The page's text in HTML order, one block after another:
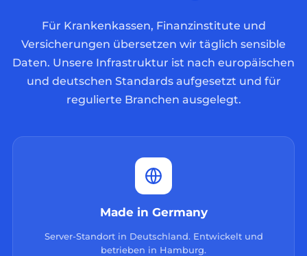
Für Krankenkassen, Finanzinstitute und
Versicherungen übersetzen wir täglich sensible
Daten. Unsere Infrastruktur ist nach europäischen
und deutschen Standards aufgesetzt und für
regulierte Branchen ausgelegt.
Made in Germany
Server-Standort in Deutschland. Entwickelt und
betrieben in Hamburg.